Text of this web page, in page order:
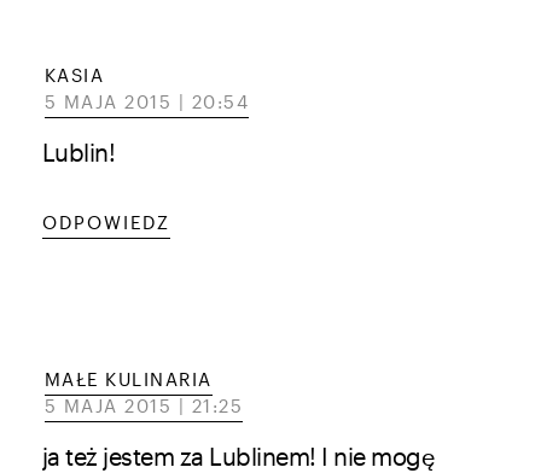
KASIA
5 MAJA 2015 | 20:54
Lublin!
ODPOWIEDZ
MAŁE KULINARIA
5 MAJA 2015 | 21:25
ja też jestem za Lublinem! I nie mogę